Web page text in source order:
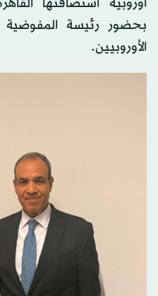
بحضور رئيسة المفوضية
الأوروبيين.